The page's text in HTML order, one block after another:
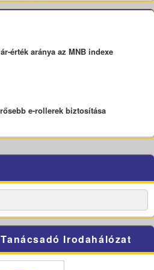
érték aránya az MNB indexe
e-rollerek biztosítása
Irodahálózat